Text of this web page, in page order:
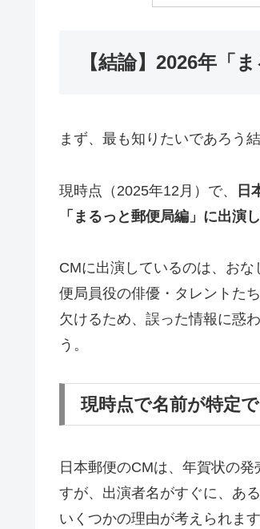
【結論】2026年「
まず、最も知りたいであろう
現時点（2025年12月）で、
日
「まるっと郵便局編」に出演
CMに出演しているのは、お
便局員役の俳優・タレントた
欠けるため、誤った情報に惑
う。
現時点で名前が特定
日本郵便のCMは、年賀状の
すが、出演者名がすぐに、あ
いくつかの理由が考えられます